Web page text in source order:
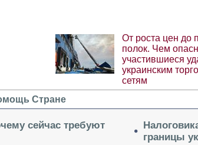
От роста цен до
полок. Чем
участившиеся
украинским
сетям
Стране
сейчас требуют
границы